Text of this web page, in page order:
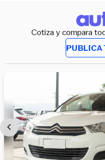
Cotiza y compara
PUBLICA